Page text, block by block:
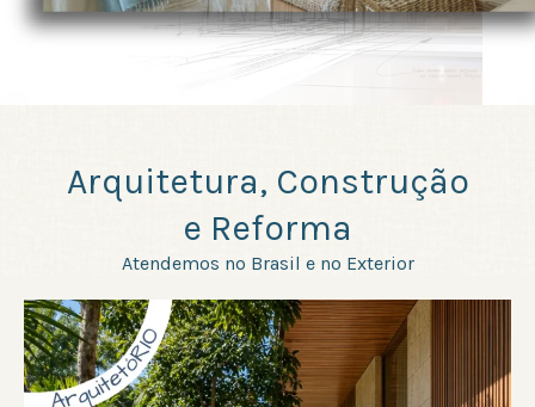
Arquitetura, Construção
e Reforma
Atendemos no Brasil e no Exterior